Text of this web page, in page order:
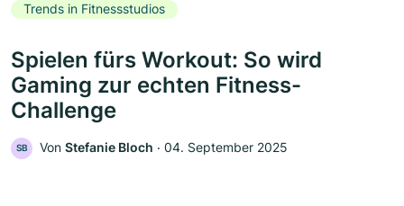
Trends in Fitnessstudios
Spielen fürs Workout: So wird
Gaming zur echten Fitness-
Challenge
SB Von Stefanie Bloch ‧ 04. September 2025